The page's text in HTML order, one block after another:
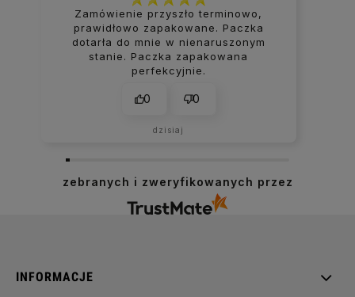
Zamówienie przyszło terminowo,
prawidłowo zapakowane. Paczka
dotarła do mnie w nienaruszonym
stanie. Paczka zapakowana
perfekcyjnie.
0 0
dzisiaj
zebranych i zweryfikowanych przez
INFORMACJE